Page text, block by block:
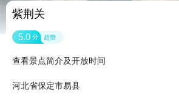
紫荆关
5.0 分 超赞
查看景点简介及开放时间
河北省保定市易县